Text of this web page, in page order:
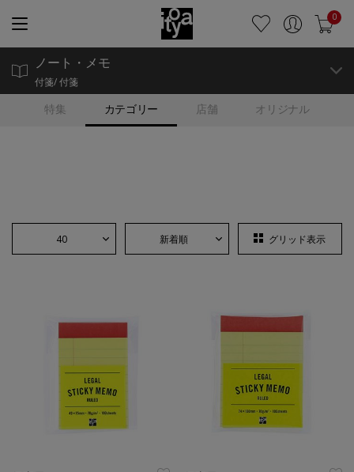
0
特集 カテゴリー 店舗 オリジナル
ノート・メモ
付箋/ 付箋
40 新着順 グリッド表示